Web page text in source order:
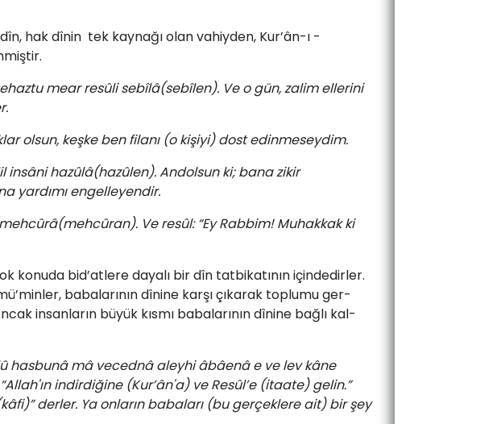
­hak ­dînin ­ tek ­kayna­ğı ­olan ­va­hiyden, ­Kur’ân-ı
mear resûli sebîlâ(sebîlen). Ve o gün, zalim ellerini
olsun, keşke ben filanı (o kişiyi) dost edinmeseydim.
insâni hazûlâ(hazûlen). Andolsun ki; bana zikir
yardımı engelleyendir.
Ve resûl: “Ey Rabbim! Muhakkak ki
­ko­nu­da ­bid’at­le­re­ da­ya­lı­ bir­ dîn ­tat­bi­ka­tı­nın ­için­de­dir­ler.
ba­ba­la­rı­nın­ dî­ni­ne­ kar­şı­ çı­ka­rak­ top­lu­mu­ ger­
­in­san­la­rın­ bü­yük ­kısmı ­ba­ba­la­rı­nın ­dî­ni­ne ­bağ­lı­ kal­
hasbunâ mâ vecednâ aleyhi âbâenâ e ve lev kâne
indirdiğine (Kur’ân'a) ve Resûl’e (itaate) gelin.”
derler. Ya onların babaları (bu gerçeklere ait) bir şey